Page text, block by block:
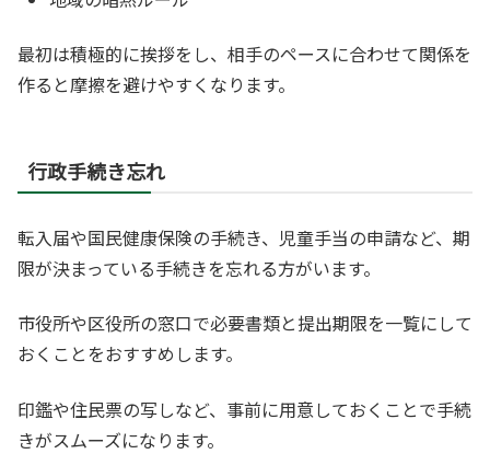
最初は積極的に挨拶をし、相手のペースに合わせて関係を
作ると摩擦を避けやすくなります。
行政手続き忘れ
転入届や国民健康保険の手続き、児童手当の申請など、期
限が決まっている手続きを忘れる方がいます。
市役所や区役所の窓口で必要書類と提出期限を一覧にして
おくことをおすすめします。
印鑑や住民票の写しなど、事前に用意しておくことで手続
きがスムーズになります。